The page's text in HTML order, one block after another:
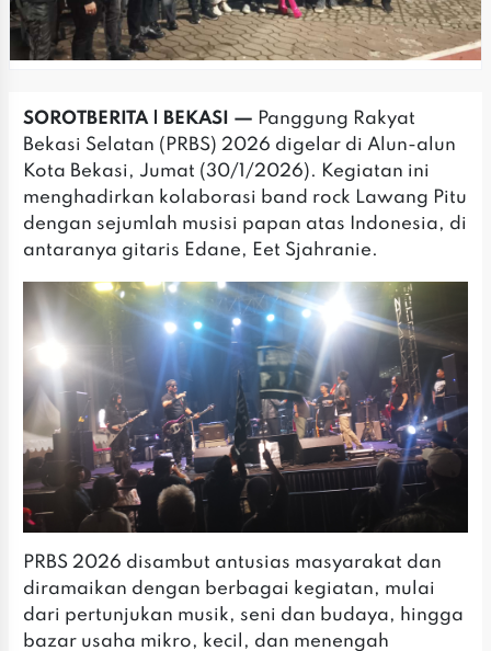
SOROTBERITA | BEKASI — Panggung Rakyat
Bekasi Selatan (PRBS) 2026 digelar di Alun-alun
Kota Bekasi, Jumat (30/1/2026). Kegiatan ini
menghadirkan kolaborasi band rock Lawang Pitu
dengan sejumlah musisi papan atas Indonesia, di
antaranya gitaris Edane, Eet Sjahranie.
‎PRBS 2026 disambut antusias masyarakat dan
diramaikan dengan berbagai kegiatan, mulai
dari pertunjukan musik, seni dan budaya, hingga
bazar usaha mikro, kecil, dan menengah